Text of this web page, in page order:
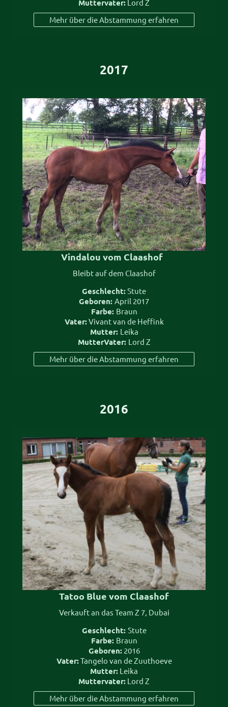
Muttervater: Lord Z
Mehr über die Abstammung erfahren
2017
Vindalou vom Claashof
Bleibt auf dem Claashof
Geschlecht:Stute
Geboren: April 2017
Farbe: Braun
Vater:Vivant van de Heffink
Mutter: Leika
MutterVater: Lord Z
Mehr über die Abstammung erfahren
2016
Tatoo Blue vom Claashof
Verkauft an das Team Z 7, Dubai
Geschlecht: Stute
Farbe: Braun
Geboren:2016
Vater:Tangelo van de Zuuthoeve
Mutter: Leika
Muttervater: Lord Z
Mehr über die Abstammung erfahren